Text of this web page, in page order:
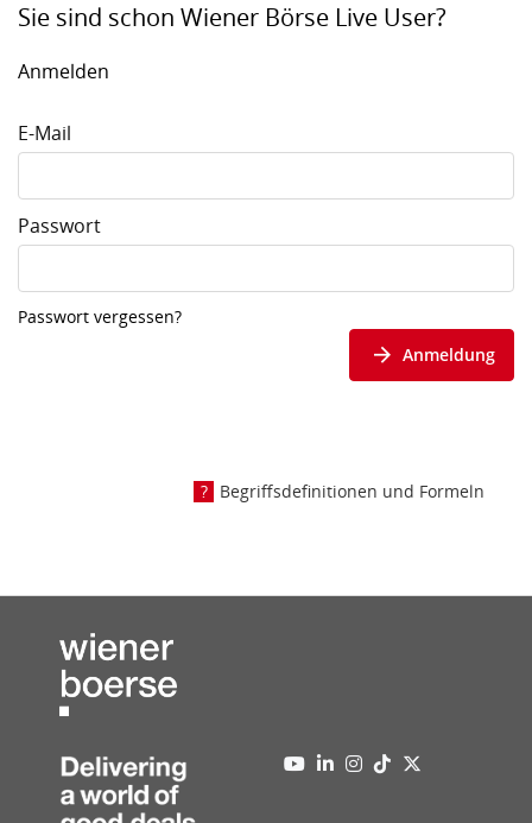
Sie sind schon Wiener Börse Live User?
Anmelden
E-Mail
Passwort
Passwort vergessen?
Anmeldung
Begriffsdefinitionen und Formeln